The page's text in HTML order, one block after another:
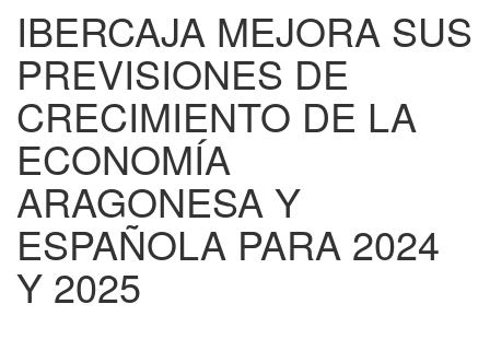
IBERCAJA MEJORA SUS
PREVISIONES DE
CRECIMIENTO DE LA
ECONOMÍA
ARAGONESA Y
ESPAÑOLA PARA 2024
Y 2025